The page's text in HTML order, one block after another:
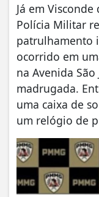
Já em
Polícia Militar
patrulhamento
ocorrido em
na Avenida
madrugada.
uma caixa de
um relógio de